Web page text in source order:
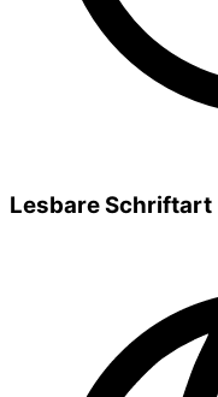
Lesbare Schriftart